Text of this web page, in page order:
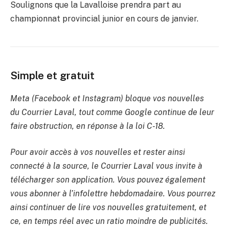
Soulignons que la Lavalloise prendra part au
championnat provincial junior en cours de janvier.
Simple et gratuit
Meta (Facebook et Instagram) bloque vos nouvelles
du Courrier Laval, tout comme Google continue de leur
faire obstruction, en réponse à la loi C-18.
Pour avoir accès à vos nouvelles et rester ainsi
connecté à la source, le Courrier Laval vous invite à
télécharger son application. Vous pouvez également
vous abonner à l’infolettre hebdomadaire. Vous pourrez
ainsi continuer de lire vos nouvelles gratuitement, et
ce, en temps réel avec un ratio moindre de publicités.